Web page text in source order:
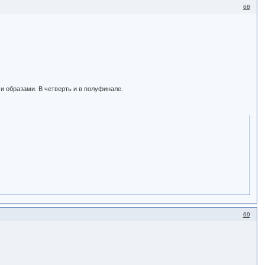
68
образами. В четверть и в полуфинале.
69